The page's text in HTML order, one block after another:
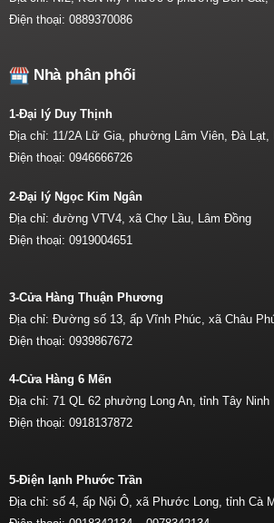
Điện thoại: 0889370086
Nhà phân phối
1-Đại lý Duy Thịnh
Địa chỉ: 11/2A Lữ Gia, phường Lâm Viên, Đà Lạt,
Điện thoại: 0946666726
2-Đại lý Ngọc Kim Ngân
Địa chỉ: đường VTV4, xã Chợ Lầu, Lâm Đồng
Điện thoại: 0919004651
3-Cửa Hàng Thuận Phương
Địa chỉ: Đường số 13, ấp Vĩnh Phúc, xã Châu
Điện thoại: 0939867672
4-Cửa Hàng 6 Mến
Địa chỉ: 71 QL 62 phường Long An, tỉnh Tây Ninh
Điện thoại: 0918137872
5-Điện lạnh Phước Trần
Địa chỉ: số 4, ấp Nội Ô, xã Phước Long, tỉnh Cà